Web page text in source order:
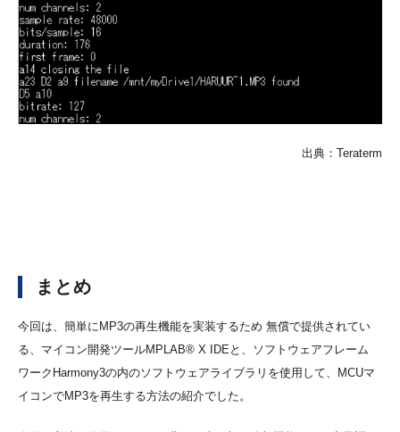
出典：Teraterm
まとめ
今回は、簡単にMP3の再生機能を実装するため 無償で提供されてい
る、マイコン開発ツールMPLAB® X IDEと、ソフトウェアフレーム
ワークHarmony3の内のソフトウェアライブラリを使用して、MCUマ
イコンでMP3を再生する方法の紹介でした。